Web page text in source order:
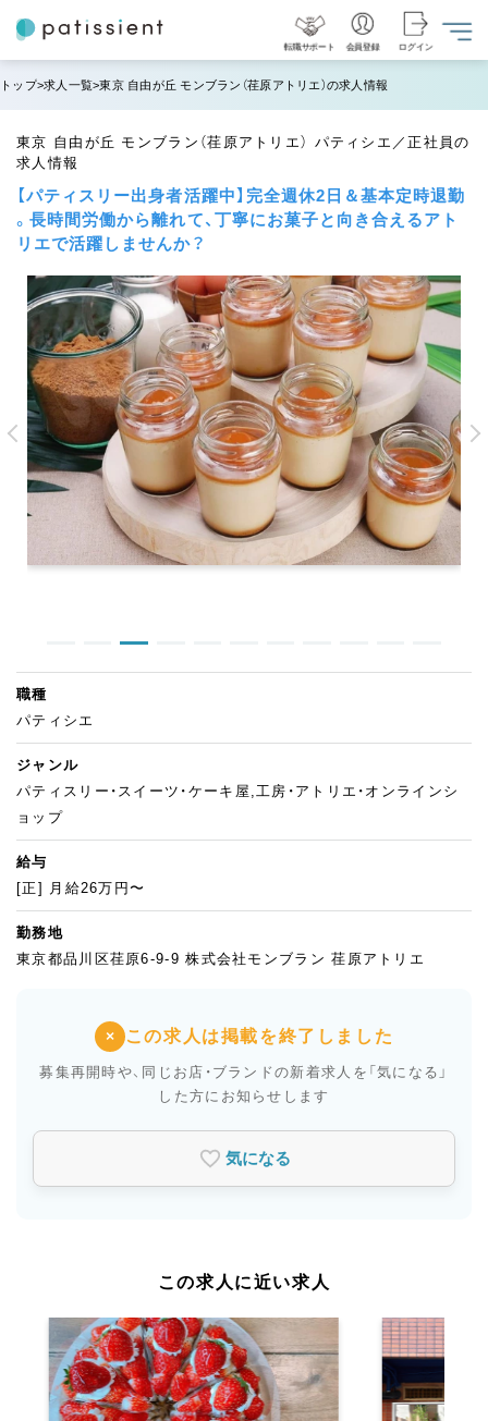
転職サポート 会員登録 ログイン
トップ 求人一覧 東京 自由が丘 モンブラン（荏原アトリエ）の求人情報
東京 自由が丘 モンブラン（荏原アトリエ） パティシエ／正社員の
求人情報
【パティスリー出身者活躍中】完全週休2日＆基本定時退勤
。長時間労働から離れて、丁寧にお菓子と向き合えるアト
リエで活躍しませんか？
職種
パティシエ
ジャンル
パティスリー・スイーツ・ケーキ屋,工房・アトリエ・オンラインシ
ョップ
給与
[正] 月給26万円〜
勤務地
東京都品川区荏原6-9-9 株式会社モンブラン 荏原アトリエ
× この求人は掲載を終了しました
募集再開時や、同じお店・ブランドの新着求人を 「気になる」
した方にお知らせします
気になる
この求人に近い求人